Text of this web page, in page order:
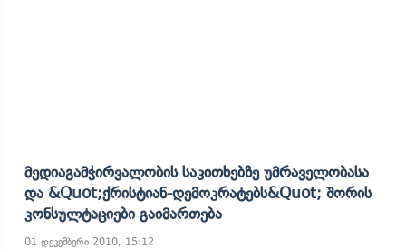
Მედიაგამჭირვალობის Საკითხებზე Უმრაველობასა
Და &quot;ქრისტიან-Დემოკრატებს&quot; Შორის
Კონსულტაციები Გაიმართება
01 დეკემბერი 2010, 15:12